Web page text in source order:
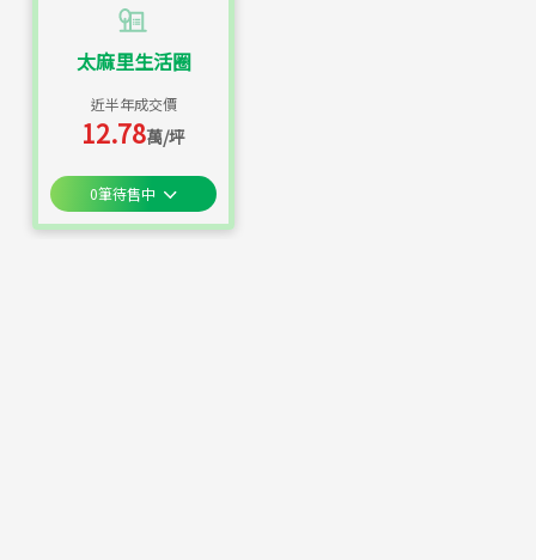
太麻里生活圈
近半年成交價
12.78萬/坪
0筆待售中